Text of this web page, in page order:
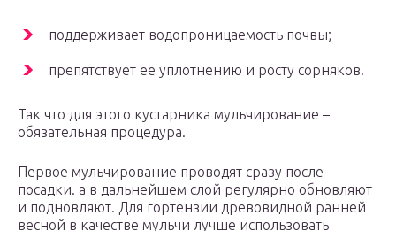
поддерживает водопроницаемость почвы;
препятствует ее уплотнению и росту сорняков.
Так что для этого кустарника мульчирование –
обязательная процедура.
Первое мульчирование проводят сразу после
посадки. а в дальнейшем слой регулярно обновляют
и подновляют. Для гортензии древовидной ранней
весной в качестве мульчи лучше использовать